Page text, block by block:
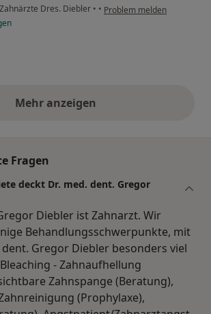
Zahnärzte Dres. Diebler • • Problem melden
Mehr anzeigenobige Stellungnahmen
Fragen
deckt Dr. med. dent. Gregor
Diebler ist Zahnarzt. Wir
Behandlungsschwerpunkte, mit
dent. Gregor Diebler besonders viel
- Zahnaufhellung
Zahnspange (Beratung),
(Prophylaxe),